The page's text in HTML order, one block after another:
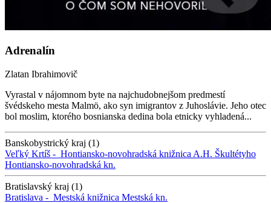
Adrenalín
Zlatan Ibrahimovič
Vyrastal v nájomnom byte na najchudobnejšom predmestí
švédskeho mesta Malmö, ako syn imigrantov z Juhoslávie. Jeho otec
bol moslim, ktorého bosnianska dedina bola etnicky vyhladená...
Banskobystrický kraj (1)
Veľký Krtíš - Hontiansko-novohradská knižnica A.H. Škultétyho
Hontiansko-novohradská kn.
Bratislavský kraj (1)
Bratislava - Mestská knižnica Mestská kn.